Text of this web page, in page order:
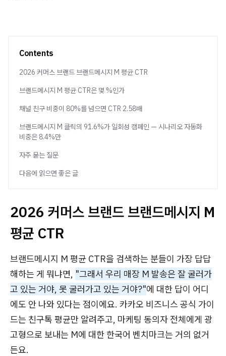
Contents
2026 커머스 브랜드 브랜드메시지 M 평균 CTR
브랜드메시지 M 평균 CTR은 몇 %인가
채널 친구 비중이 80%를 넘으면 CTR 2.58배
브랜드메시지 M 클릭의 91.6%가 일회성 캠페인 — 시나리오 자동화
비중은 8.4%만
자주 묻는 질문
다음에 읽으면 좋은 글
2026 커머스 브랜드 브랜드메시지 M
평균 CTR
브랜드메시지 M 평균 CTR을 검색하는 분들이 가장 답답
해하는 게 뭐냐면, "그래서 우리 매장 M 발송은 잘 굴러가
고 있는 거야, 못 굴러가고 있는 거야?"에 대한 답이 어디
에도 안 나와 있다는 점이에요. 카카오 비즈니스 공식 가이
드는 친구톡 평균만 알려주고, 마케팅 동의자 전체에게 광
고형으로 보내는 M에 대한 한국어 벤치마크는 거의 없거
든요.